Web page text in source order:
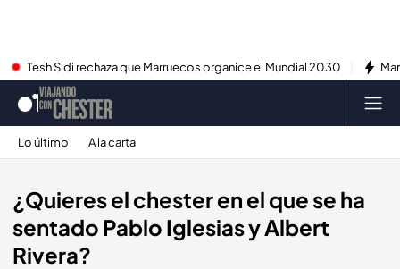
Tesh Sidi rechaza que Marruecos organice el Mundial 2030
Lo último A la carta
¿Quieres el chester en el que se ha
sentado Pablo Iglesias y Albert
Rivera?